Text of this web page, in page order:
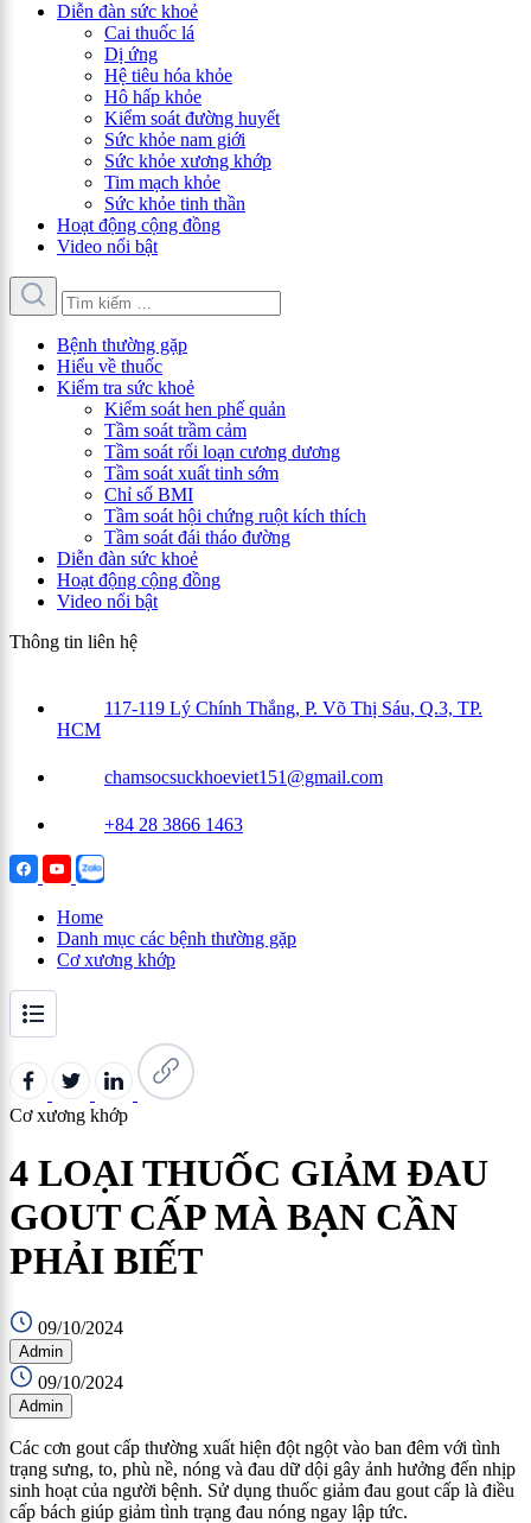
Diễn đàn sức khoẻ
Cai thuốc lá
Dị ứng
Hệ tiêu hóa khỏe
Hô hấp khỏe
Kiểm soát đường huyết
Sức khỏe nam giới
Sức khỏe xương khớp
Tim mạch khỏe
Sức khỏe tinh thần
Hoạt động cộng đồng
Video nổi bật
Bệnh thường gặp
Hiểu về thuốc
Kiểm tra sức khoẻ
Kiểm soát hen phế quản
Tầm soát trầm cảm
Tầm soát rối loạn cương dương
Tầm soát xuất tinh sớm
Chỉ số BMI
Tầm soát hội chứng ruột kích thích
Tầm soát đái tháo đường
Diễn đàn sức khoẻ
Hoạt động cộng đồng
Video nổi bật
Thông tin liên hệ
117-119 Lý Chính Thắng, P. Võ Thị Sáu, Q.3, TP.
HCM
chamsocsuckhoeviet151@gmail.com
+84 28 3866 1463
Home
Danh mục các bệnh thường gặp
Cơ xương khớp
Cơ xương khớp
4 LOẠI THUỐC GIẢM ĐAU
GOUT CẤP MÀ BẠN CẦN
PHẢI BIẾT
09/10/2024
Admin
09/10/2024
Admin
Các cơn gout cấp thường xuất hiện đột ngột vào ban đêm với tình
trạng sưng, to, phù nề, nóng và đau dữ dội gây ảnh hưởng đến nhịp
sinh hoạt của người bệnh. Sử dụng thuốc giảm đau gout cấp là điều
cấp bách giúp giảm tình trạng đau nóng ngay lập tức.